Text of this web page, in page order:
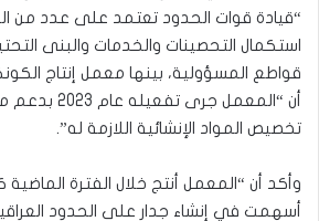
“قيادة قوات الحدود تعتمد على عدد من
استكمال التحصينات والخدمات والبنى
قواطع المسؤولية، بينها معمل إنتاج
أن “المعمل جرى
تخصيص المواد الإنشائية اللازمة له”.
وأكد أن “المعمل أنتج خلال الفترة الماضية
أسهمت في إنشاء جدار على الحدود